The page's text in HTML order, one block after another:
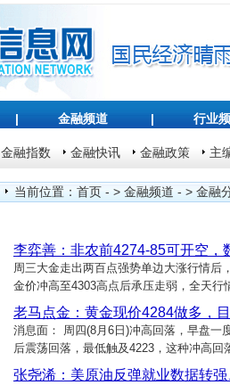
| 金融频道 | 行业
金融指数 金融快讯 金融政策 主
当前位置： 首页 - > 金融频道 - > 金融
李弈善：非农前4274-85可开空，
周三大金走出两百点强势单边大涨行情后
金价冲高至4303高点后承压走弱，全天
老马点金：黄金现价4284做多，
消息面： 周四(8月6日)冲高回落，早盘一
后震荡回落，最低触及4223，这种冲高
张尧浠：美原油反弹就业数据转